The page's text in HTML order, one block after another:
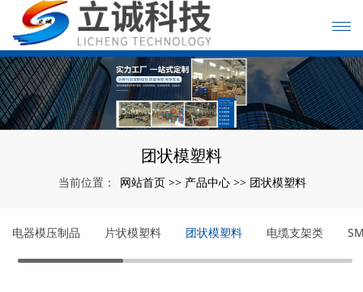
团状模塑料
当前位置： 网站首页 >> 产品中心 >> 团状模塑料
电器模压制品 片状模塑料 团状模塑料 电缆支架类